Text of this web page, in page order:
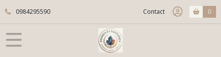
0984295590 Contact 0